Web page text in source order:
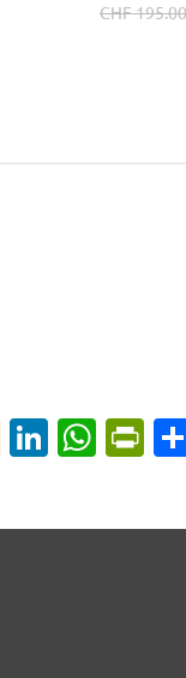
CHF195.00
Reddit